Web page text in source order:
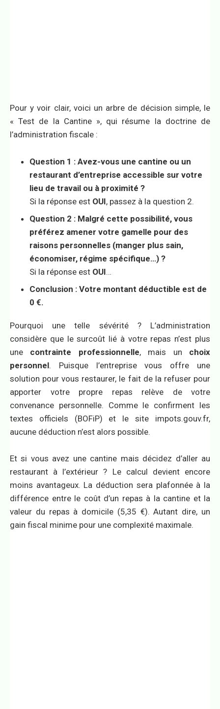
Pour y voir clair, voici un arbre de décision simple, le
« Test de la Cantine », qui résume la doctrine de
l’administration fiscale :
Question 1 : Avez-vous une cantine ou un
restaurant d’entreprise accessible sur votre
lieu de travail ou à proximité ?
Si la réponse est OUI, passez à la question 2.
Question 2 : Malgré cette possibilité, vous
préférez amener votre gamelle pour des
raisons personnelles (manger plus sain,
économiser, régime spécifique…) ?
Si la réponse est OUI…
Conclusion : Votre montant déductible est de
0 €.
Pourquoi une telle sévérité ? L’administration
considère que le surcoût lié à votre repas n’est plus
une contrainte professionnelle, mais un choix
personnel. Puisque l’entreprise vous offre une
solution pour vous restaurer, le fait de la refuser pour
apporter votre propre repas relève de votre
convenance personnelle. Comme le confirment les
textes officiels (BOFiP) et le site impots.gouv.fr,
aucune déduction n’est alors possible.
Et si vous avez une cantine mais décidez d’aller au
restaurant à l’extérieur ? Le calcul devient encore
moins avantageux. La déduction sera plafonnée à la
différence entre le coût d’un repas à la cantine et la
valeur du repas à domicile (5,35 €). Autant dire, un
gain fiscal minime pour une complexité maximale.